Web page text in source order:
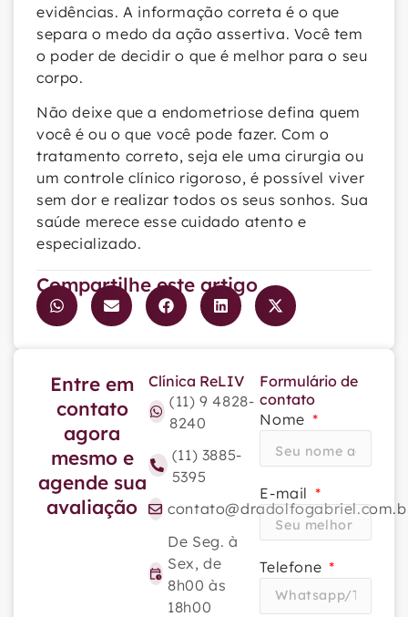
evidências. A informação correta é o que
separa o medo da ação assertiva. Você tem
o poder de decidir o que é melhor para o seu
corpo.
Não deixe que a endometriose defina quem
você é ou o que você pode fazer. Com o
tratamento correto, seja ele uma cirurgia ou
um controle clínico rigoroso, é possível viver
sem dor e realizar todos os seus sonhos. Sua
saúde merece esse cuidado atento e
especializado.
Compartilhe este artigo
Entre em
contato
agora
mesmo e
agende sua
avaliação
Clínica ReLIV
(11) 9 4828-
8240
(11) 3885-
5395
De Seg. à
Sex, de
8h00 às
18h00
Formulário de
contato
Nome
E-mail
Telefone